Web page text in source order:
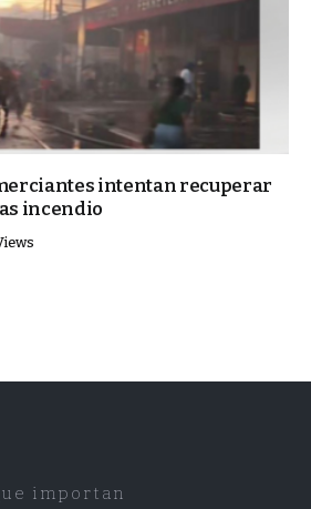
intentan recuperar
incendio
importan